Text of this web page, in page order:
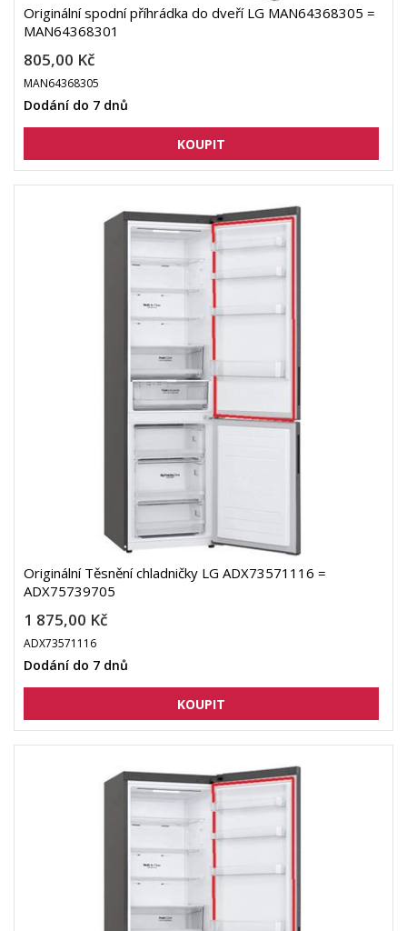
Originální spodní příhrádka do dveří LG MAN64368305 =
MAN64368301
805,00 Kč
MAN64368305
Dodání do 7 dnů
Originální Těsnění chladničky LG ADX73571116 =
ADX75739705
1 875,00 Kč
ADX73571116
Dodání do 7 dnů